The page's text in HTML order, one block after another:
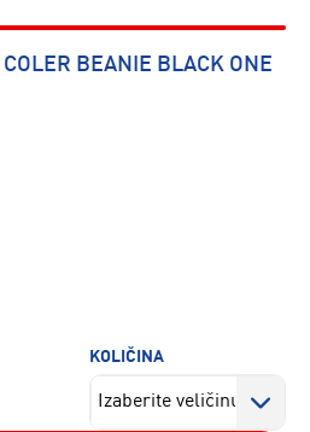
BEANIE BLACK ONE
KOLIČINA